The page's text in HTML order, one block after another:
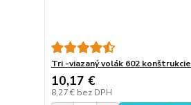
Tri -viazaný volák 602
10,17 €
8,27 € bez DPH